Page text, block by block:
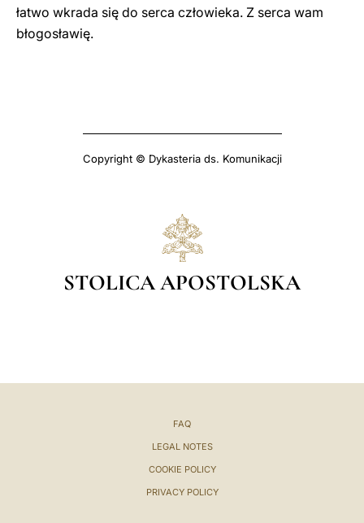
łatwo wkrada się do serca człowieka. Z serca wam
błogosławię.
Copyright © Dykasteria ds. Komunikacji
STOLICA APOSTOLSKA
FAQ
LEGAL NOTES
COOKIE POLICY
PRIVACY POLICY